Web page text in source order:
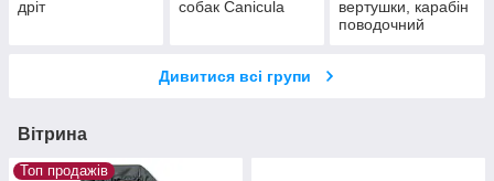
дріт
собак Canicula
вертушки, карабін
поводочний
Дивитися всі групи
Вітрина
Топ продажів